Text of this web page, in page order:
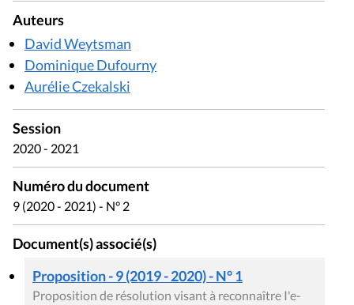
Auteurs
David Weytsman
Dominique Dufourny
Aurélie Czekalski
Session
2020 - 2021
Numéro du document
9 (2020 - 2021) - N° 2
Document(s) associé(s)
Proposition - 9 (2019 - 2020) - N° 1
Proposition de résolution visant à reconnaître I'e-